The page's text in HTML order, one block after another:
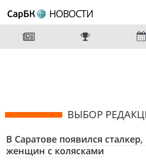
НОВОСТИ
ВЫБОР
В Саратове появился
женщин с колясками